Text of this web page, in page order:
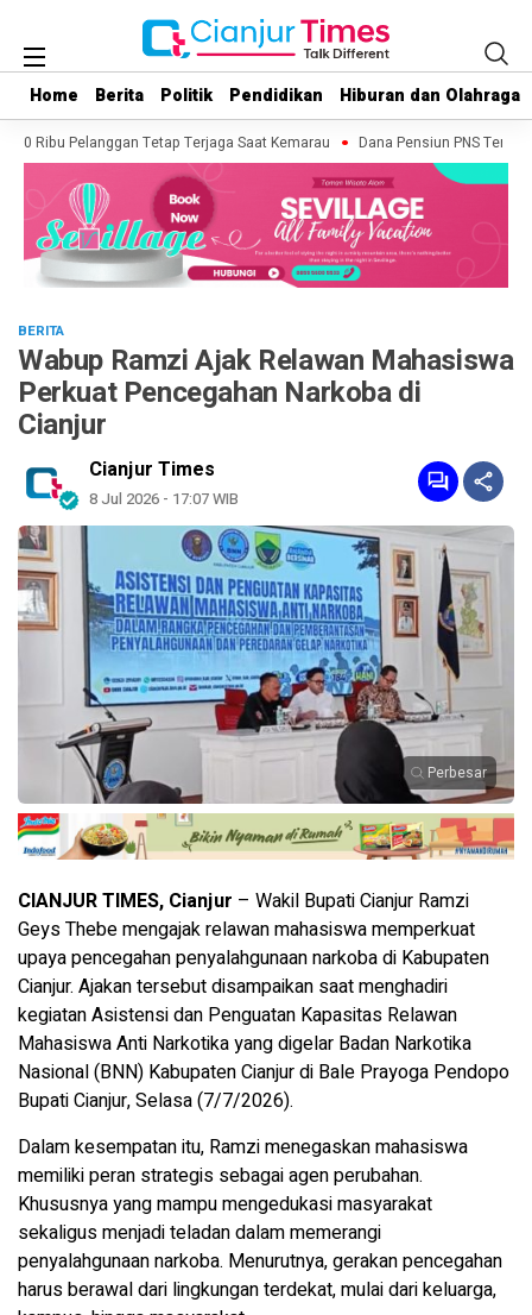
Home Berita Politik Pendidikan Hiburan dan Olahraga
Home Berita Politik Pendidikan Hiburan dan Olahraga
Ribu Pelanggan Tetap Terjaga Saat Kemarau Dana Pensiun PNS Tembus
BERITA
Wabup Ramzi Ajak Relawan Mahasiswa
Perkuat Pencegahan Narkoba di
Cianjur
Cianjur Times
8 Jul 2026 - 17:07 WIB
Perbesar
CIANJUR TIMES, Cianjur – Wakil Bupati Cianjur Ramzi
Geys Thebe mengajak relawan mahasiswa memperkuat
upaya pencegahan penyalahgunaan narkoba di Kabupaten
Cianjur. Ajakan tersebut disampaikan saat menghadiri
kegiatan Asistensi dan Penguatan Kapasitas Relawan
Mahasiswa Anti Narkotika yang digelar Badan Narkotika
Nasional (BNN) Kabupaten Cianjur di Bale Prayoga Pendopo
Bupati Cianjur, Selasa (7/7/2026).
Dalam kesempatan itu, Ramzi menegaskan mahasiswa
memiliki peran strategis sebagai agen perubahan.
Khususnya yang mampu mengedukasi masyarakat
sekaligus menjadi teladan dalam memerangi
penyalahgunaan narkoba. Menurutnya, gerakan pencegahan
harus berawal dari lingkungan terdekat, mulai dari keluarga,